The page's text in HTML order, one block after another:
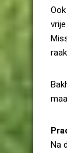
Na